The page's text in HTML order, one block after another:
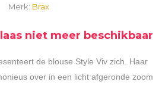
Merk: Brax
niet meer beschikbaar
de blouse Style Viv zich. Haar
over in een licht afgeronde zoom